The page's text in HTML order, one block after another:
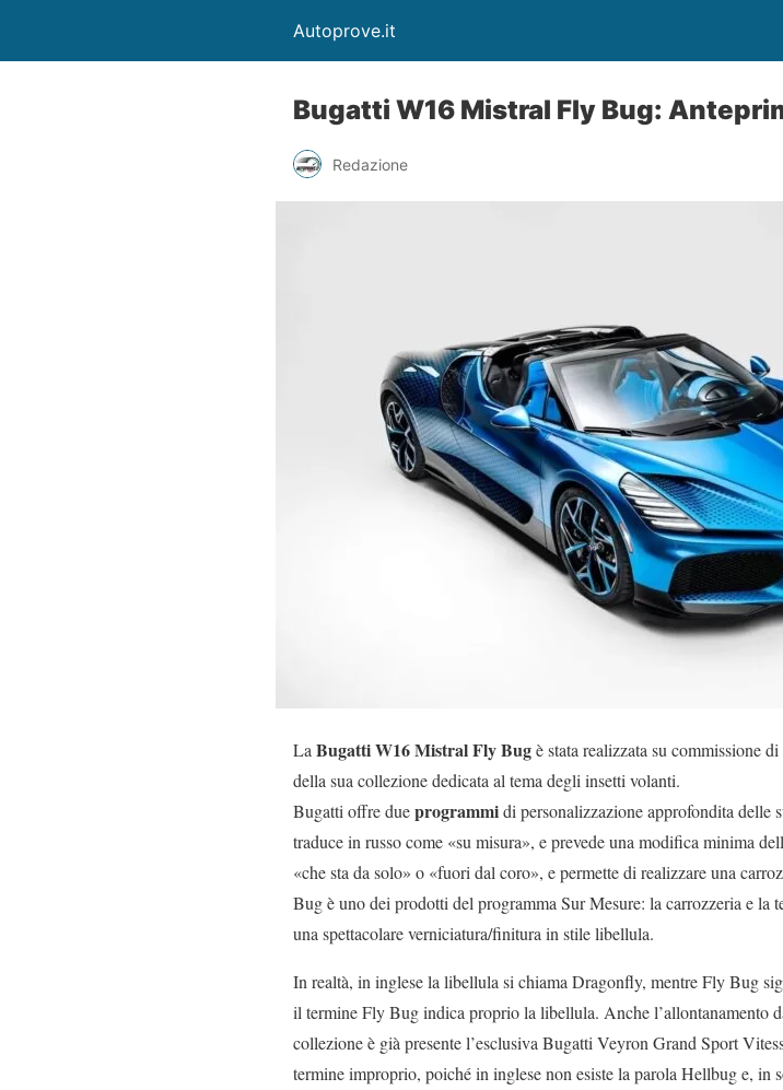
Autoprove.it
Bugatti W16 Mistral Fly Bug:
Redazione
La Bugatti W16 Mistral Fly Bugè stata realizzata su commissione
della sua collezione dedicata al tema degli insetti volanti.
Bugatti offre dueprogrammidi personalizzazione approfondita delle
traduce in russo come «su misura», e prevede una modifica minima
«che sta da solo» o «fuori dal coro», e permette di realizzare una
Bug è uno dei prodotti del programma Sur Mesure: la carrozzeria e la
una spettacolare verniciatura/finitura in stile libellula.
In realtà, in inglese la libellula si chiama Dragonfly, mentre Fly Bug
il termine Fly Bug indica proprio la libellula. Anche l’allontanamento
collezione è già presente l’esclusiva Bugatti Veyron Grand Sport
termine improprio, poiché in inglese non esiste la parola Hellbug e, in